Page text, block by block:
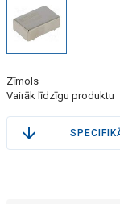
Zīmols
Vairāk līdzīgu produktu